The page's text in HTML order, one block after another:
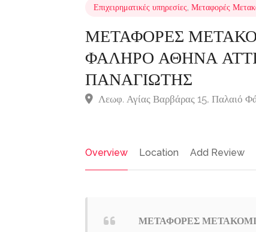
Επιχειρηματικές υπηρεσίες, Μεταφορές
ΜΕΤΑΦΟΡΕΣ
ΦΑΛΗΡΟ ΑΘΗΝΑ
ΠΑΝΑΓΙΩΤΗΣ
Λεωφ. Αγίας Βαρβάρας 15, Παλαιό
Overview Location Add Review
ΜΕΤΑΦΟΡΕΣ